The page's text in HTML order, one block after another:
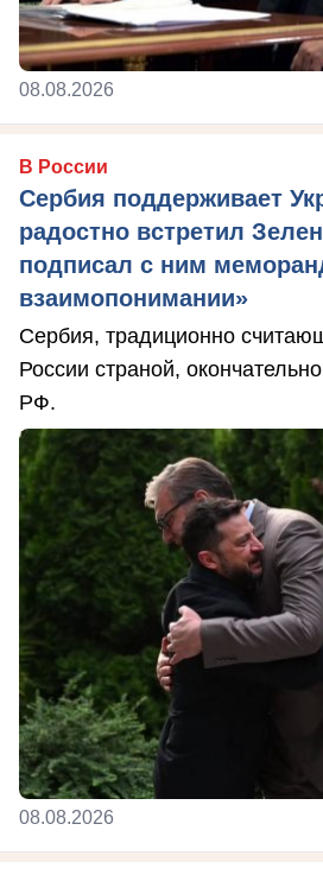
08.08.2026
В России
Сербия поддерживает
радостно встретил
подписал с ним
взаимопонимании»
Сербия, традиционно
России страной,
РФ.
08.08.2026